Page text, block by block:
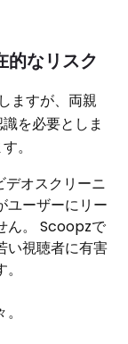
なリスク
ますが、両親
を必要としま
。
オスクリーニ
ユーザーにリー
ん。 Scoopzで
い視聴者に有害